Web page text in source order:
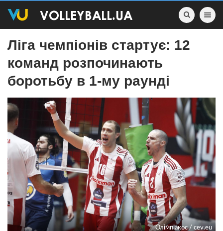
Toggle
Ліга чемпіонів стартує: 12
команд розпочинають
боротьбу в 1-му раунді
Олімпіакос / cev.eu